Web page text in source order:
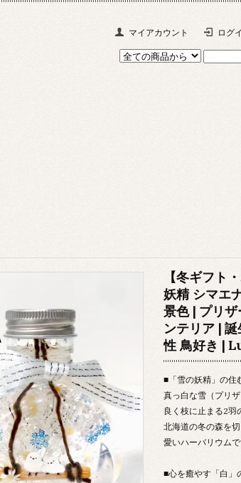
マイアカウント ログ
【冬ギフト
妖精 シマエ
景色 | プリ
ンテリア |
性 鳥好き |
■「雪の妖精」の住
真っ白な雪（プリ
良く枝に止まる2羽
北海道の冬の森を
愛いハーバリウムで
■心を癒やす「白」